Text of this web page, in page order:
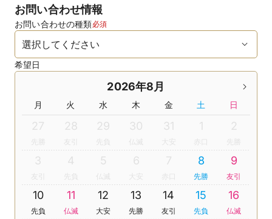
お問い合わせ情報
お問い合わせの種類必須
希望日
2026年8月
月 火 水 木 金 土 日
27 28
友引
29
先負
30
仏滅
31
大安
1 2
3
友引
4
先負
5
仏滅
6
大安
7 8
先勝
9
友引
10
先負
11
仏滅
12
大安
13
先勝
14
友引
15
先負
16
仏滅